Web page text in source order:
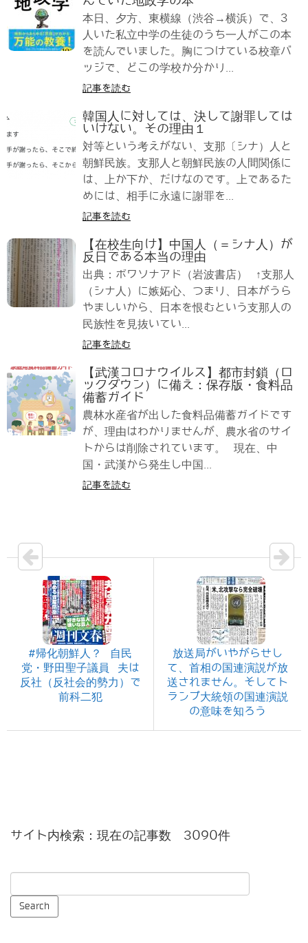
本日、夕方、東横線（渋谷→横浜）で、3
人いた私立中学の生徒のうち一人がこの本
を読んでいました。胸につけている校章バ
ッジで、どこの学校か分かり...
記事を読む
韓国人に対しては、決して謝罪しては
いけない。その理由１
対等という考えがない、支那〔シナ）人と
朝鮮民族。支那人と朝鮮民族の人間関係に
は、上か下か、だけなのです。上であるた
めには、相手に永遠に謝罪を...
記事を読む
【在校生向け】中国人（＝シナ人）が
反日である本当の理由
出典：ボワソナアド（岩波書店） ↑支那人
（シナ人）に嫉妬心、つまり、日本がうら
やましいから、日本を恨むという支那人の
民族性を見抜いてい...
記事を読む
【武漢コロナウイルス】都市封鎖（ロ
ックダウン）に備え：保存版・食料品
備蓄ガイド
農林水産省が出した食料品備蓄ガイドです
が、理由はわかりませんが、農水省のサイ
トからは削除されています。 現在、中
国・武漢から発生し中国...
記事を読む
#帰化朝鮮人？ 自民
党・野田聖子議員 夫は
反社（反社会的勢力）で
前科二犯
放送局がいやがらせし
て、首相の国連演説が放
送されません。そしてト
ランプ大統領の国連演説
の意味を知ろう
サイト内検索：現在の記事数 3090件